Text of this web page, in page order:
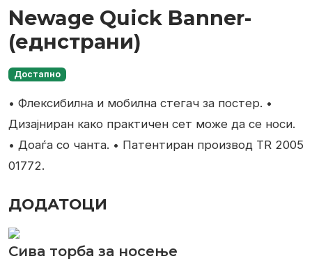
Newage Quick Banner-
(еднстрани)
Достапно
• Флексибилна и мобилна стегач за постер. •
Дизајниран како практичен сет може да се носи.
• Доаѓа со чанта. • Патентиран производ TR 2005
01772.
ДОДАТОЦИ
Сива торба за носење